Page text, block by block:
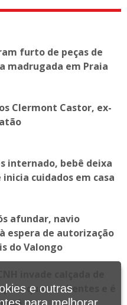
furto de peças de
madrugada em Praia
Clermont Castor, ex-
internado, bebê deixa
inicia cuidados em casa
afundar, navio
espera de autorização
do Valongo
quatro clientes e é
e outras